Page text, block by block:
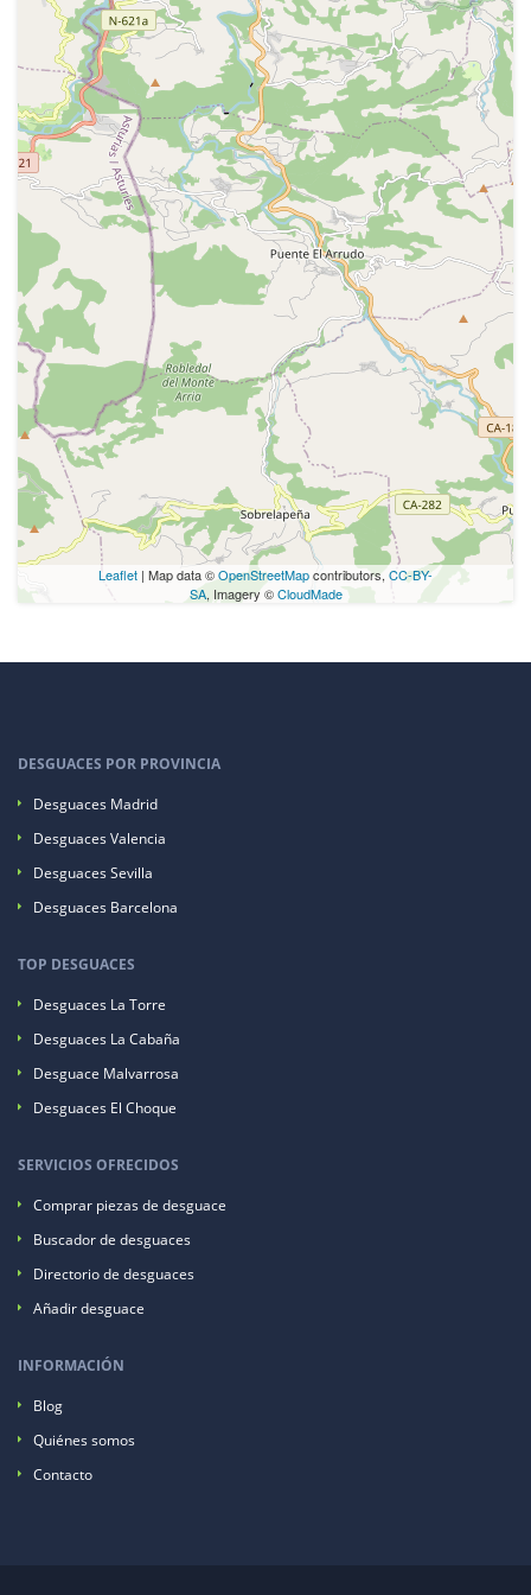
Leaflet | Map data ©OpenStreetMapcontributors, CC-BY-
SA, Imagery ©CloudMade
DESGUACES POR PROVINCIA
Desguaces Madrid
Desguaces Valencia
Desguaces Sevilla
Desguaces Barcelona
TOP DESGUACES
Desguaces La Torre
Desguaces La Cabaña
Desguace Malvarrosa
Desguaces El Choque
SERVICIOS OFRECIDOS
Comprar piezas de desguace
Buscador de desguaces
Directorio de desguaces
Añadir desguace
INFORMACIÓN
Blog
Quiénes somos
Contacto